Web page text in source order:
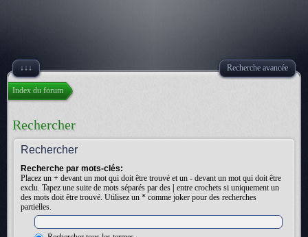
↓↓↓ Recherche avancée
Index du forum
Rechercher
Rechercher
Recherche par mots-clés:
Placez un + devant un mot qui doit être trouvé et un - devant un mot qui doit être
exclu. Tapez une suite de mots séparés par des
entre crochets si uniquement un
des mots doit être trouvé. Utilisez un * comme joker pour des recherches
partielles.